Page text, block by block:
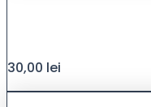
30,00 lei